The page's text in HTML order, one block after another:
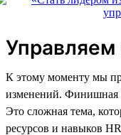
К этому моменту мы
изменений. Финишная
Это сложная тема,
ресурсов и навыков